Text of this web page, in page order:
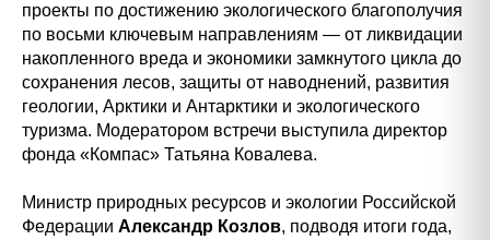
проекты по достижению экологического благополучия
по восьми ключевым направлениям — от ликвидации
накопленного вреда и экономики замкнутого цикла до
сохранения лесов, защиты от наводнений, развития
геологии, Арктики и Антарктики и экологического
туризма. Модератором встречи выступила директор
фонда «Компас» Татьяна Ковалева.
Министр природных ресурсов и экологии Российской
Федерации Александр Козлов, подводя итоги года,